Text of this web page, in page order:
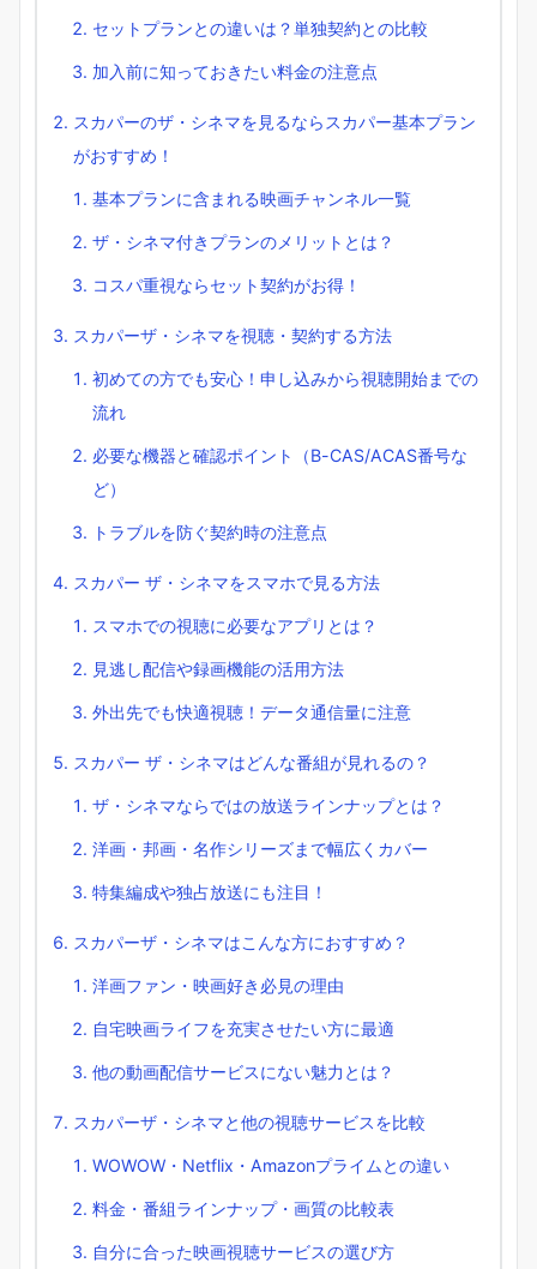
セットプランとの違いは？単独契約との比較
加入前に知っておきたい料金の注意点
スカパーのザ・シネマを見るならスカパー基本プラン
がおすすめ！
基本プランに含まれる映画チャンネル一覧
ザ・シネマ付きプランのメリットとは？
コスパ重視ならセット契約がお得！
スカパーザ・シネマを視聴・契約する方法
初めての方でも安心！申し込みから視聴開始までの
流れ
必要な機器と確認ポイント（B-CAS/ACAS番号な
ど）
トラブルを防ぐ契約時の注意点
スカパー ザ・シネマをスマホで見る方法
スマホでの視聴に必要なアプリとは？
見逃し配信や録画機能の活用方法
外出先でも快適視聴！データ通信量に注意
スカパー ザ・シネマはどんな番組が見れるの？
ザ・シネマならではの放送ラインナップとは？
洋画・邦画・名作シリーズまで幅広くカバー
特集編成や独占放送にも注目！
スカパーザ・シネマはこんな方におすすめ？
洋画ファン・映画好き必見の理由
自宅映画ライフを充実させたい方に最適
他の動画配信サービスにない魅力とは？
スカパーザ・シネマと他の視聴サービスを比較
WOWOW・Netflix・Amazonプライムとの違い
料金・番組ラインナップ・画質の比較表
自分に合った映画視聴サービスの選び方